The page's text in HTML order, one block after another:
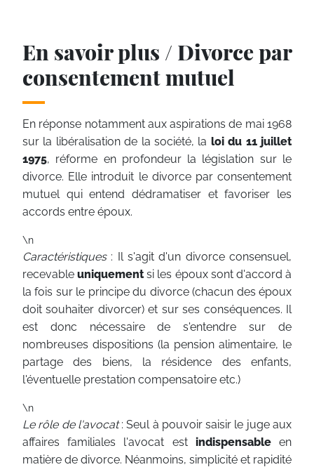
En savoir plus / Divorce par
consentement mutuel
En réponse notamment aux aspirations de mai 1968
sur la libéralisation de la société, la loi du 11 juillet
1975, réforme en profondeur la législation sur le
divorce. Elle introduit le divorce par consentement
mutuel qui entend dédramatiser et favoriser les
accords entre époux.
\n
Caractéristiques: Il s'agit d'un divorce consensuel,
recevableuniquementsi les époux sont d'accord à
la fois sur le principe du divorce (chacun des époux
doit souhaiter divorcer) et sur ses conséquences. Il
est donc nécessaire de s'entendre sur de
nombreuses dispositions (la pension alimentaire, le
partage des biens, la résidence des enfants,
l'éventuelle prestation compensatoire etc.)
\n
Le rôle de l'avocat: Seul à pouvoir saisir le juge aux
affaires familiales l'avocat est indispensableen
matière de divorce. Néanmoins, simplicité et rapidité